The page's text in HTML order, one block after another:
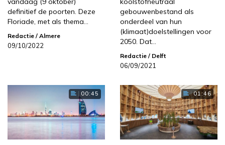
definitief de poorten. Deze
Floriade, met als thema…
Redactie / Almere
09/10/2022
gebouwenbestand als
onderdeel van hun
(klimaat)doelstellingen voor
2050. Dat…
Redactie / Delft
06/09/2021
00:45 01:46